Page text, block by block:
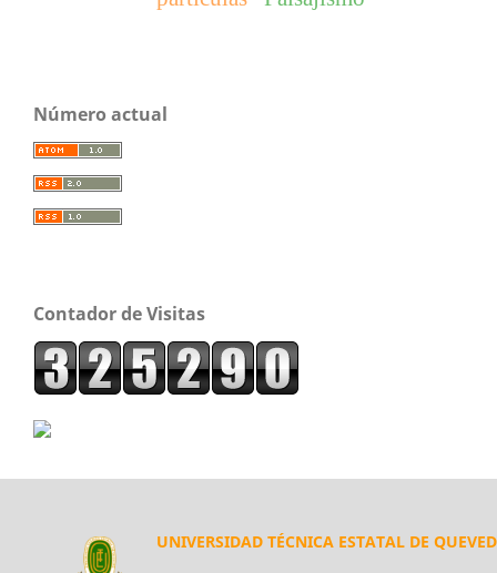
Número actual
Contador de Visitas
UNIVERSIDAD TÉCNICA ESTATAL DE